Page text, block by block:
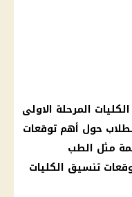
المرحلة الاولى
حول أهم توقعات
مثل الطب
تنسيق الكليات